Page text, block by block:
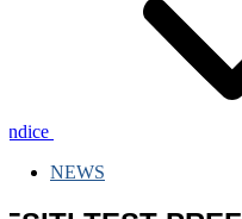
Indice
NEWS